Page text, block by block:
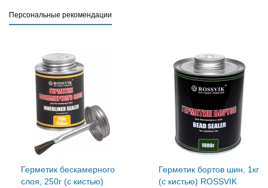
Персональные рекомендации
Герметик бескамерного
слоя, 250г (с кистью)
Герметик бортов шин, 1кг
(с кистью) ROSSVIK